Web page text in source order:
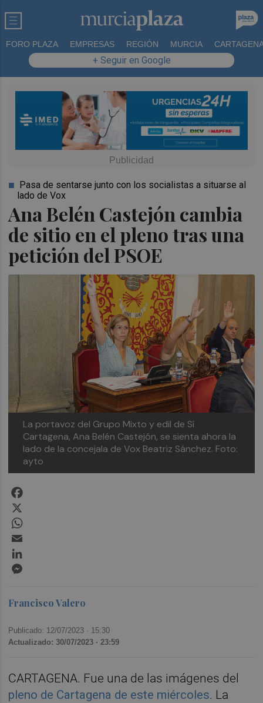
FORO PLAZA EMPRESAS REGIÓN MURCIA
+ Seguir en Google
Ana Belén Castejón cambia
de sitio en el pleno tras una
petición del PSOE
Pasa de sentarse junto con los socialistas a situarse al
lado de Vox
La portavoz del Grupo Mixto y edil de Sí
Cartagena, Ana Belén Castejón, se sienta ahora la
lado de la concejala de Vox Beatriz Sánchez. Foto:
ayto
Francisco Valero
Publicado: 12/07/2023 · 15:30
Actualizado: 30/07/2023 · 23:59
CARTAGENA. Fue una de las imágenes del
pleno de Cartagena de este miércoles. La